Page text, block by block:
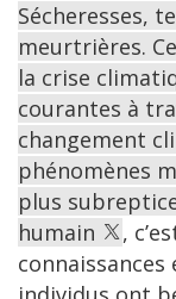
Sécheresses,
meurtrières.
la crise
courantes à
changement
phénomènes
plus
humain
,